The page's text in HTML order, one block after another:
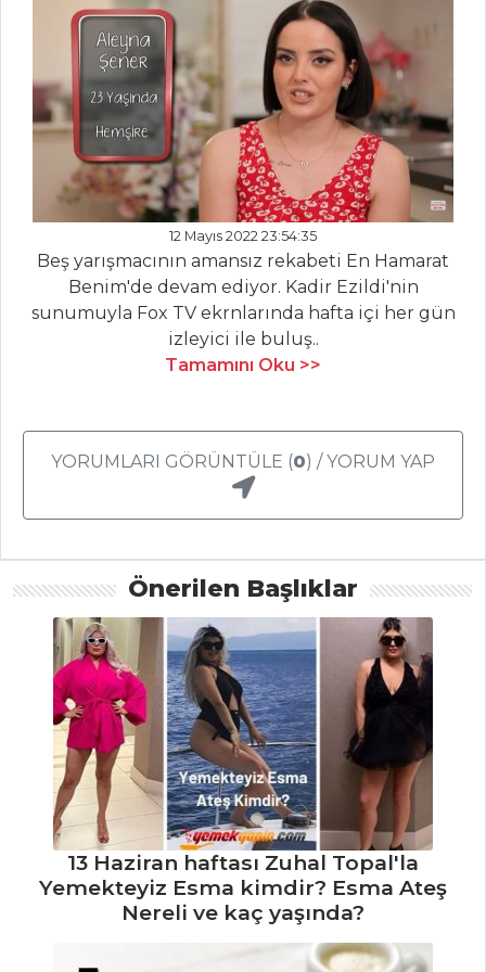
Fava
BİBER SOSLU
KARİDES
Mezeler Tüm
Tarifleri
FISTIKLI ŞİŞ
KEBAP
SAKATAT
Et Yemekleri Tüm
PASTA VE
TATLILAR
ZENCEFİLLİ
RULO PASTA
Çikolatalı Islak
Kek
ÇİKOLATALI
KURU MEYVELER
Pasta ve Tatlılar
Tüm Tarifleri
12 Mayıs 2022 23:54:35
Beş yarışmacının amansız rekabeti En Hamarat
Benim'de devam ediyor. Kadir Ezildi'nin
sunumuyla Fox TV ekrnlarında hafta içi her gün
izleyici ile buluş..
Tamamını Oku >>
YORUMLARI GÖRÜNTÜLE (0
Önerilen Başlıklar
13 Haziran haftası Zuhal Topal'la
Yemekteyiz Esma kimdir? Esma Ateş
Nereli ve kaç yaşında?